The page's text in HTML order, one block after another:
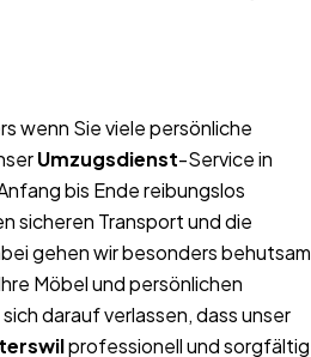
wenn Sie viele persönliche
Umzugsdienst-Service in
bis Ende reibungslos
sicheren Transport und die
gehen wir besonders behutsam
Möbel und persönlichen
darauf verlassen, dass unser
professionell und sorgfältig